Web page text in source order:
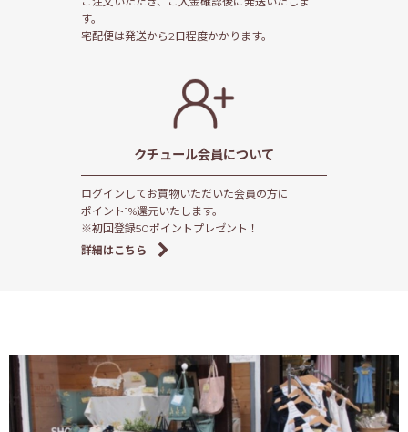
す。
宅配便は発送から2日程度かかります。
クチュール会員について
ログインしてお買物いただいた会員の方に
ポイント1%還元いたします。
※初回登録50ポイントプレゼント！
詳細はこちら